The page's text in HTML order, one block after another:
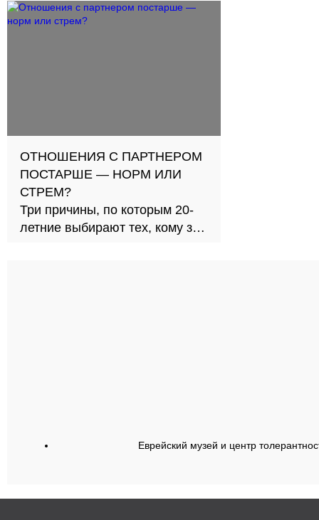
ОТНОШЕНИЯ С ПАРТНЕРОМ
ПОСТАРШЕ — НОРМ ИЛИ
СТРЕМ?
Три причины, по которым 20-
летние выбирают тех, кому за
Еврейский музей и центр